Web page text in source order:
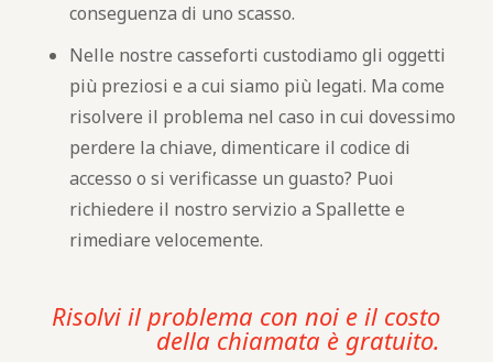
conseguenza di uno scasso.
Nelle nostre casseforti custodiamo gli oggetti
più preziosi e a cui siamo più legati. Ma come
risolvere il problema nel caso in cui dovessimo
perdere la chiave, dimenticare il codice di
accesso o si verificasse un guasto? Puoi
richiedere il nostro servizio a Spallette e
rimediare velocemente.
Risolvi il problema con noi e il costo
della chiamata è gratuito.